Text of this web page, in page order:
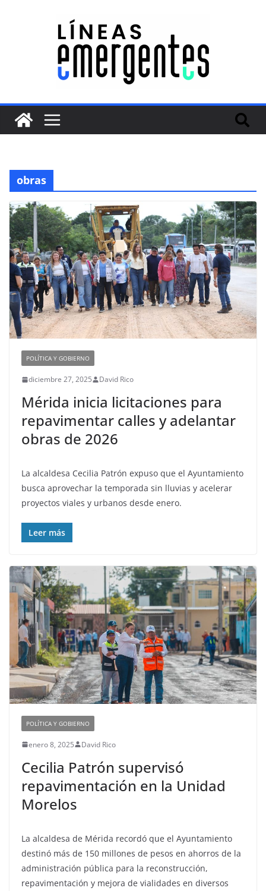
obras
POLÍTICA Y GOBIERNO
diciembre 27, 2025 David Rico
Mérida inicia licitaciones para
repavimentar calles y adelantar
obras de 2026
La alcaldesa Cecilia Patrón expuso que el Ayuntamiento
busca aprovechar la temporada sin lluvias y acelerar
proyectos viales y urbanos desde enero.
Leer más
POLÍTICA Y GOBIERNO
enero 8, 2025 David Rico
Cecilia Patrón supervisó
repavimentación en la Unidad
Morelos
La alcaldesa de Mérida recordó que el Ayuntamiento
destinó más de 150 millones de pesos en ahorros de la
administración pública para la reconstrucción,
repavimentación y mejora de vialidades en diversos